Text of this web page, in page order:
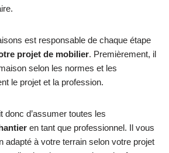
est responsable de chaque étape
projet de mobilier. Premièrement, il
selon les normes et les
le projet et la profession.
donc d’assumer toutes les
en tant que professionnel. Il vous
adapté à votre terrain selon votre projet